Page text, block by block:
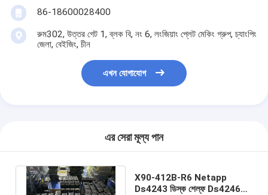
86-18600028400
রুম302, উত্তর গেট 1, ব্লক বি, নং 6, লংজিয়াং প্লেট মেকিং গ্রুপ, চ্যাংপিং
জেলা, বেইজিং, চীন
এখন যোগাযোগ
এর সেরা মূল্য পান
X90-412B-R6 Netapp
Ds4243 ডিস্ক শেল্ফ Ds4246